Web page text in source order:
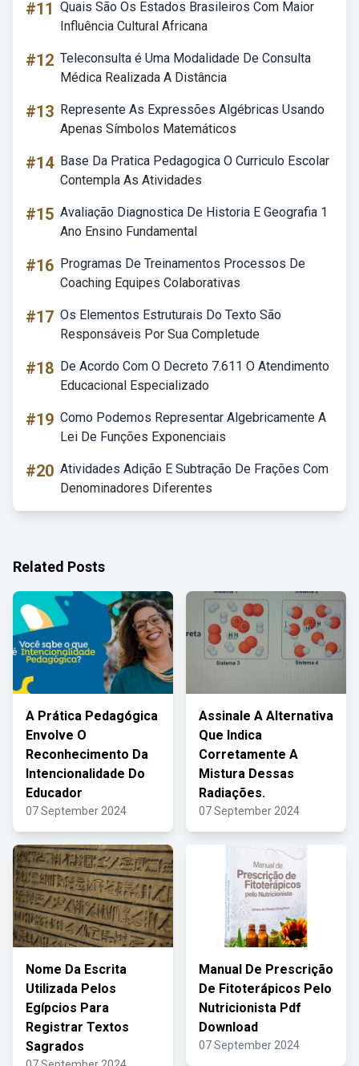
#11 Quais São Os Estados Brasileiros Com Maior
Influência Cultural Africana
#12 Teleconsulta é Uma Modalidade De Consulta
Médica Realizada A Distância
#13 Represente As Expressões Algébricas Usando
Apenas Símbolos Matemáticos
#14 Base Da Pratica Pedagogica O Curriculo Escolar
Contempla As Atividades
#15 Avaliação Diagnostica De Historia E Geografia 1
Ano Ensino Fundamental
#16 Programas De Treinamentos Processos De
Coaching Equipes Colaborativas
#17 Os Elementos Estruturais Do Texto São
Responsáveis Por Sua Completude
#18 De Acordo Com O Decreto 7.611 O Atendimento
Educacional Especializado
#19 Como Podemos Representar Algebricamente A
Lei De Funções Exponenciais
#20 Atividades Adição E Subtração De Frações Com
Denominadores Diferentes
Related Posts
A Prática Pedagógica
Envolve O
Reconhecimento Da
Intencionalidade Do
Educador
07 September 2024
Assinale A Alternativa
Que Indica
Corretamente A
Mistura Dessas
Radiações.
07 September 2024
Nome Da Escrita
Utilizada Pelos
Egípcios Para
Registrar Textos
Sagrados
Manual De Prescrição
De Fitoterápicos Pelo
Nutricionista Pdf
Download
07 September 2024